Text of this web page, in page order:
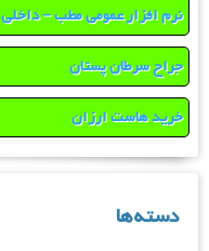
نرم افزار عمومی مطب – داخلی
جراح سرطان پستان
خرید هاست ارزان
دسته‌ها